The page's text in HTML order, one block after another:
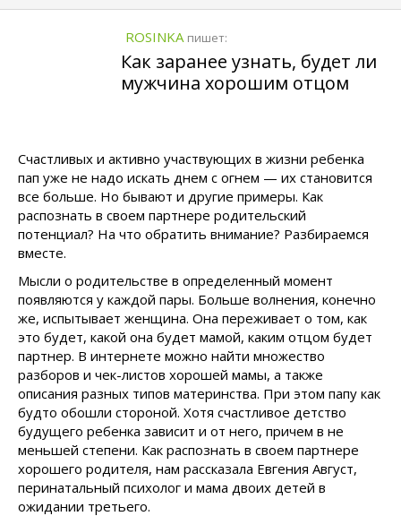
ROSINKA пишет:
Как заранее узнать, будет ли
мужчина хорошим отцом
Счастливых и активно участвующих в жизни ребенка
пап уже не надо искать днем с огнем — их становится
все больше. Но бывают и другие примеры. Как
распознать в своем партнере родительский
потенциал? На что обратить внимание? Разбираемся
вместе.
Мысли о родительстве в определенный момент
появляются у каждой пары. Больше волнения, конечно
же, испытывает женщина. Она переживает о том, как
это будет, какой она будет мамой, каким отцом будет
партнер. В интернете можно найти множество
разборов и чек-листов хорошей мамы, а также
описания разных типов материнства. При этом папу как
будто обошли стороной. Хотя счастливое детство
будущего ребенка зависит и от него, причем в не
меньшей степени. Как распознать в своем партнере
хорошего родителя, нам рассказала Евгения Август,
перинатальный психолог и мама двоих детей в
ожидании третьего.